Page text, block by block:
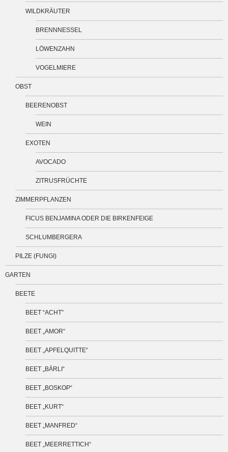
WILDKRÄUTER
BRENNNESSEL
LÖWENZAHN
VOGELMIERE
OBST
BEERENOBST
WEIN
EXOTEN
AVOCADO
ZITRUSFRÜCHTE
ZIMMERPFLANZEN
FICUS BENJAMINA ODER DIE BIRKENFEIGE
SCHLUMBERGERA
PILZE (FUNGI)
GARTEN
BEETE
BEET “ACHT”
BEET „AMOR“
BEET „APFELQUITTE“
BEET „BÄRLI“
BEET „BOSKOP“
BEET „KURT“
BEET „MANFRED“
BEET „MEERRETTICH“